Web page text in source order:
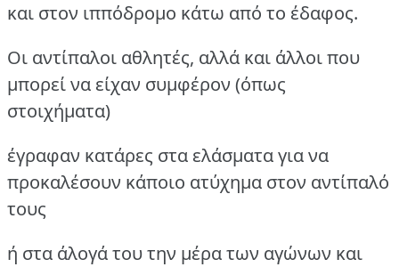
και στον ιππόδρομο κάτω από το έδαφος.
Οι αντίπαλοι αθλητές, αλλά και άλλοι που
μπορεί να είχαν συμφέρον (όπως
στοιχήματα)
έγραφαν κατάρες στα ελάσματα για να
προκαλέσουν κάποιο ατύχημα στον αντίπαλό
τους
ή στα άλογά του την μέρα των αγώνων και